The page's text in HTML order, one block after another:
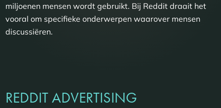
miljoenen mensen wordt gebruikt. Bij Reddit draait het
vooral om specifieke onderwerpen waarover mensen
discussiëren.
REDDIT ADVERTISING